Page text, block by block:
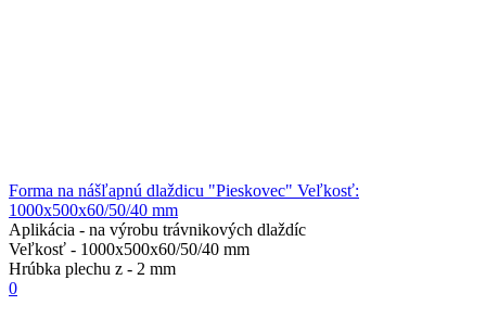
Forma na nášľapnú dlaždicu "Pieskovec" Veľkosť:
1000х500х60/50/40 mm
Aplikácia - na výrobu trávnikových dlaždíc
Veľkosť - 1000х500х60/50/40 mm
Hrúbka plechu z - 2 mm
0